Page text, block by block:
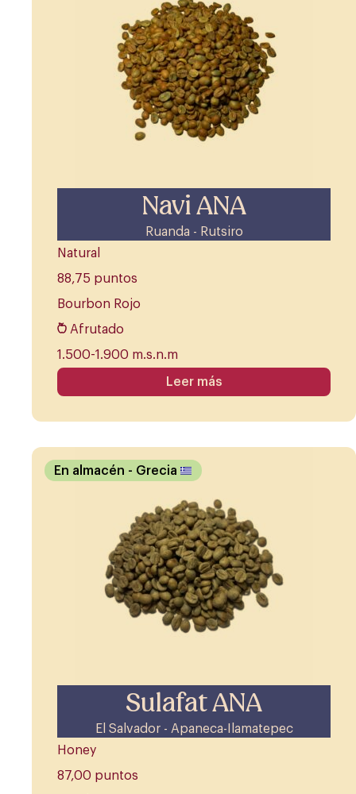
Navi ANA
Ruanda - Rutsiro
Natural
88,75 puntos
Bourbon Rojo
Afrutado
1.500-1.900 m.s.n.m
Leer más
Sulafat ANA
El Salvador - Apaneca-Ilamatepec
En almacén - Grecia
Honey
87,00 puntos